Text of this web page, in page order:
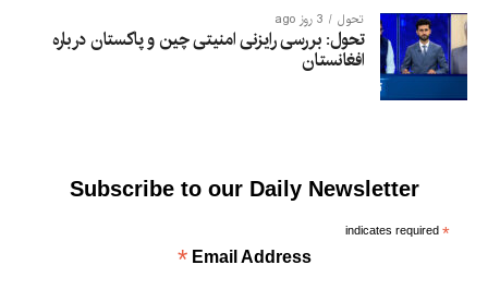
تحول 3 روز ago
تحول: بررسی رایزنی امنیتی چین و پاکستان درباره
افغانستان
Subscribe to our Daily Newsletter
*
indicates required
Email Address
*